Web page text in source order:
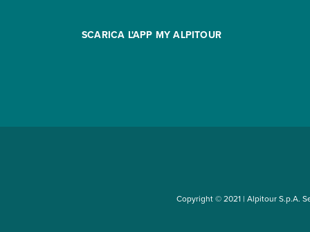
SCARICA L'APP MY ALPITOUR
Copyright © 2021 | Alpitour S.p.A.